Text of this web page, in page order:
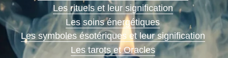
Les rituels et leur signification
Les soins énergétiques
Les symboles ésotériques et leur signification
Les tarots et Oracles